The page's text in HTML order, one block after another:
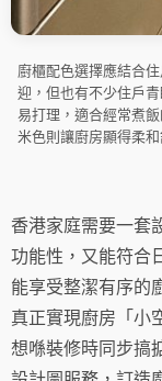
廚櫃配色選擇應結合
迎，但也有不少住戶
易打理，適合經常煮
米色則讓廚房顯得柔
香港家庭需要一套
功能性，又能符合
能享受整潔有序的
真正實現廚房「小
想喺裝修時同步搞